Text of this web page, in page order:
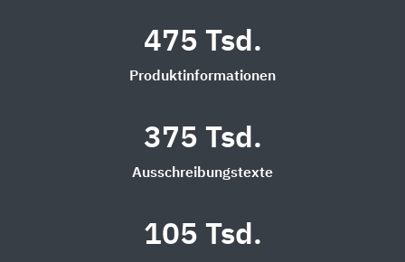
475 Tsd.
Produktinformationen
375 Tsd.
Ausschreibungstexte
105 Tsd.